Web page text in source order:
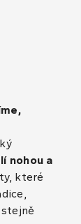
nohou a
které